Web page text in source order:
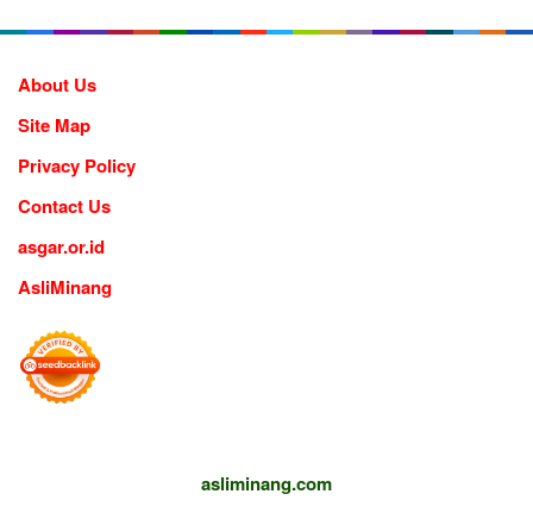
About Us
Site Map
Privacy Policy
Contact Us
asgar.or.id
AsliMinang
asliminang.com